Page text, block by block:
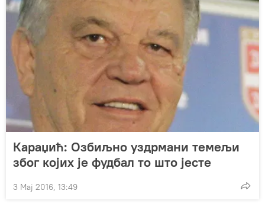
Караџић: Озбиљно уздрмани темељи
због којих је фудбал то што јесте
3 Мај 2016, 13:49